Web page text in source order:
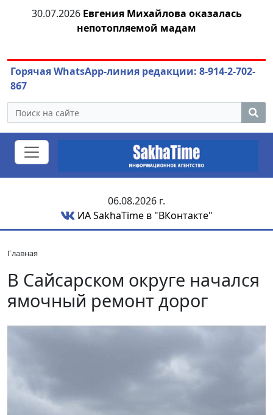
30.07.2026 Евгения Михайлова оказалась
непотопляемой мадам
Горячая WhatsApp-линия редакции: 8-914-2-702-
867
06.08.2026 г.
ИА SakhaTime в "ВКонтакте"
Главная
В Сайсарском округе начался
ямочный ремонт дорог